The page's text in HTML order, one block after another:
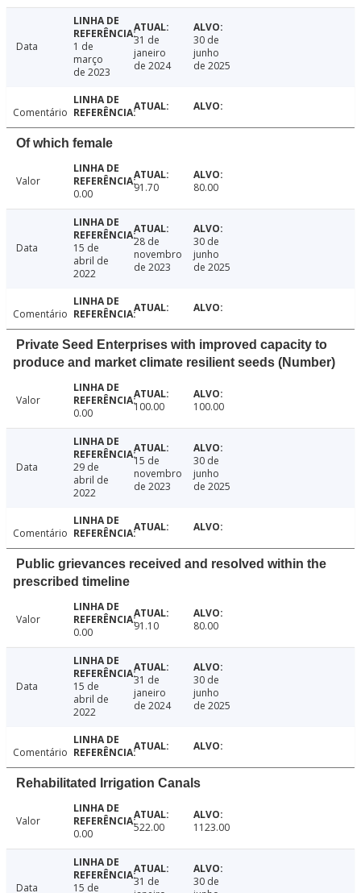
Data
1 de
março
de 2023
31 de
janeiro
de 2024
30 de
junho
de 2025
Comentário
Of which female
Valor
0.00
91.70 80.00
Data
15 de
abril de
2022
28 de
novembro
de 2023
30 de
junho
de 2025
Comentário
Private Seed Enterprises with improved capacity to
produce and market climate resilient seeds (Number)
Valor
0.00
100.00 100.00
Data
29 de
abril de
2022
15 de
novembro
de 2023
30 de
junho
de 2025
Comentário
Public grievances received and resolved within the
prescribed timeline
Valor
0.00
91.10 80.00
Data
15 de
abril de
2022
31 de
janeiro
de 2024
30 de
junho
de 2025
Comentário
Rehabilitated Irrigation Canals
Valor
0.00
522.00 1123.00
Data 15 de
31 de
30 de